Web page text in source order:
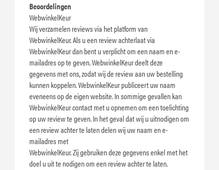
Beoordelingen
WebwinkelKeur
Wij verzamelen reviews via het platform van
WebwinkelKeur. Als u een review achterlaat via
WebwinkelKeur dan bent u verplicht om een naam en e-
mailadres op te geven. WebwinkelKeur deelt deze
gegevens met ons, zodat wij de review aan uw bestelling
kunnen koppelen. WebwinkelKeur publiceert uw naam
eveneens op de eigen website. In sommige gevallen kan
WebwinkelKeur contact met u opnemen om een toelichting
op uw review te geven. In het geval dat wij u uitnodigen om
een review achter te laten delen wij uw naam en e-
mailadres met
WebwinkelKeur. Zij gebruiken deze gegevens enkel met het
doel u uit te nodigen om een review achter te laten.